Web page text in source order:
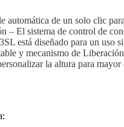
automática de un solo clic
– El sistema de control de
está diseñado para un uso
y mecanismo de
la altura para mayor